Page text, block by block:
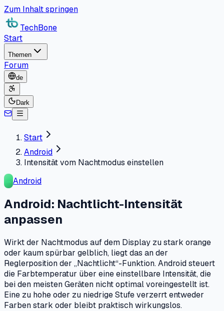
Zum Inhalt springen
TechBone
Start
Themen
Forum
de
Dark
Start
Android
Intensität vom Nachtmodus einstellen
Android
Android: Nachtlicht-Intensität
anpassen
Wirkt der Nachtmodus auf dem Display zu stark orange
oder kaum spürbar gelblich, liegt das an der
Reglerposition der „Nachtlicht“-Funktion. Android steuert
die Farbtemperatur über eine einstellbare Intensität, die
bei den meisten Geräten nicht optimal voreingestellt ist.
Eine zu hohe oder zu niedrige Stufe verzerrt entweder
Farben stark oder bleibt praktisch wirkungslos.